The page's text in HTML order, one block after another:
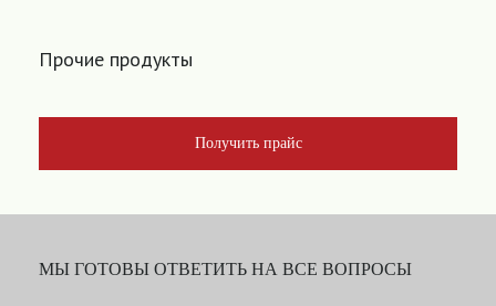
Прочие продукты
Получить прайс
МЫ ГОТОВЫ ОТВЕТИТЬ НА ВСЕ ВОПРОСЫ